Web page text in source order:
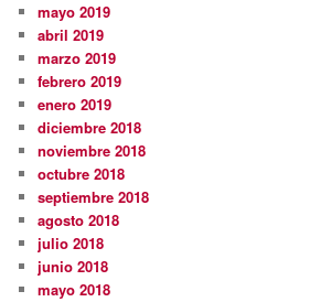
mayo 2019
abril 2019
marzo 2019
febrero 2019
enero 2019
diciembre 2018
noviembre 2018
octubre 2018
septiembre 2018
agosto 2018
julio 2018
junio 2018
mayo 2018